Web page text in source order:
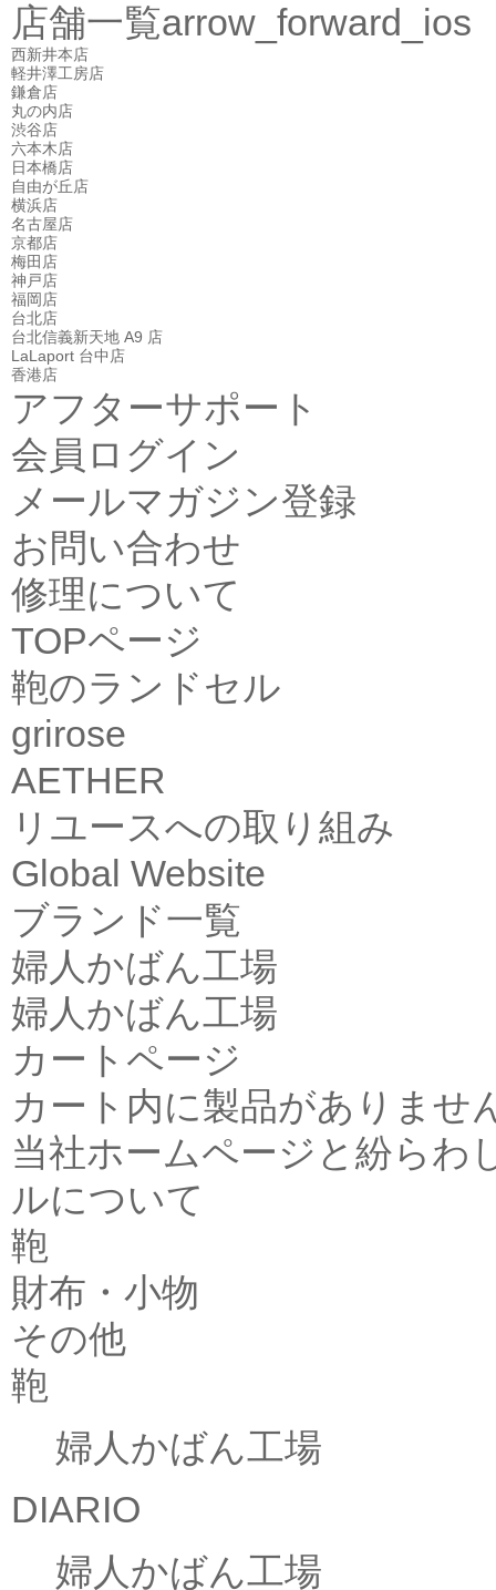
店舗一覧arrow_forward_ios
西新井本店
軽井澤工房店
鎌倉店
丸の内店
渋谷店
六本木店
日本橋店
自由が丘店
横浜店
名古屋店
京都店
梅田店
神戸店
福岡店
台北店
台北信義新天地 A9 店
LaLaport 台中店
香港店
アフターサポート
会員ログイン
メールマガジン登録
お問い合わせ
修理について
TOPページ
鞄のランドセル
grirose
AETHER
リユースへの取り組み
Global Website
ブランド一覧
婦人かばん工場
婦人かばん工場
カートページ
カート内に製品がありませ
当社ホームページと紛らわ
ルについて
鞄
財布・小物
その他
鞄
婦人かばん工場
DIARIO
婦人かばん工場